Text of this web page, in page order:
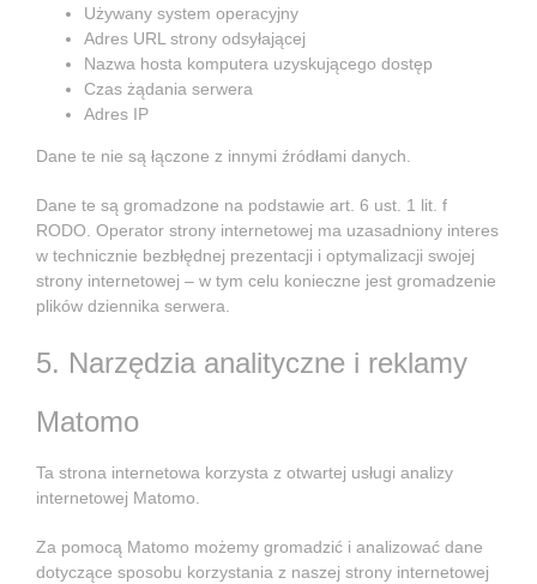
Używany system operacyjny
Adres URL strony odsyłającej
Nazwa hosta komputera uzyskującego dostęp
Czas żądania serwera
Adres IP
Dane te nie są łączone z innymi źródłami danych.
Dane te są gromadzone na podstawie art. 6 ust. 1 lit. f
RODO. Operator strony internetowej ma uzasadniony interes
w technicznie bezbłędnej prezentacji i optymalizacji swojej
strony internetowej – w tym celu konieczne jest gromadzenie
plików dziennika serwera.
5. Narzędzia analityczne i reklamy
Matomo
Ta strona internetowa korzysta z otwartej usługi analizy
internetowej Matomo.
Za pomocą Matomo możemy gromadzić i analizować dane
dotyczące sposobu korzystania z naszej strony internetowej